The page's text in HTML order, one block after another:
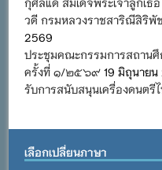
วดี กรมหลวงราชสาริณีสิริพั
2569
ประชุมคณะกรรมการสถานศึ
ครั้งที่ ๑/๒๕๖๙ 19 มิถุนาย
รับการสนับสนุนเครื่องดนตรี
เลือกเปลี่ยนภาษา